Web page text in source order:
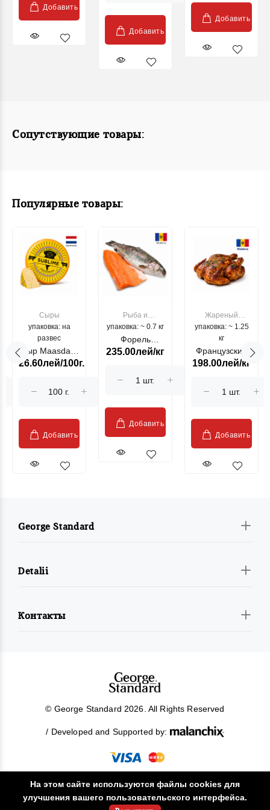
Добавить
Добавить
Добавить
Сопутствующие товары:
Популярные товары:
Сыры
упаковка: на
развес
Сыр Maasdam
Sublime Cow
26.60лей/100г.
Добавить
Рыба и
морепродукты
упаковка: ~ 0.7 кг
Форель
лососевая
Moldovenesc"
235.00лей/кг
Добавить
Жареный
цыпленок
упаковка: ~ 1.25
кг
Французский
гриль, кг
198.00лей/кг
Добавить
George Standard
Detalii
Контакты
© George Standard 2026. All Rights Reserved
/ Developed and Supported by:
!
На этом сайте используются файлы cookies для
улучшения вашего пользовательского интерфейса.